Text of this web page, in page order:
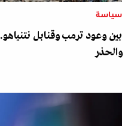
سياسة
بين وعود ترمب وقنابل
والحذر